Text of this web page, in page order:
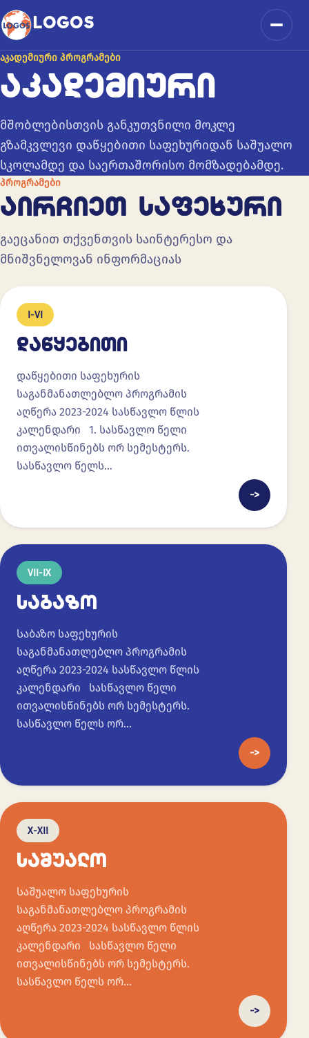
კონტენტზე გადასვლა
LOGOS
ᲐᲙᲐᲓᲔᲛᲘᲣᲠᲘ ᲞᲠᲝᲒᲠᲐᲛᲔᲑᲘ
ᲐᲙᲐᲓᲔᲛᲘᲣᲠᲘ
მშობლებისთვის განკუთვნილი მოკლე
გზამკვლევი დაწყებითი საფეხურიდან საშუალო
სკოლამდე და საერთაშორისო მომზადებამდე.
ᲞᲠᲝᲒᲠᲐᲛᲔᲑᲘ
ᲐᲘᲠᲩᲘᲔᲗ ᲡᲐᲤᲔᲮᲣᲠᲘ
გაეცანით თქვენთვის საინტერესო და
მნიშვნელოვან ინფორმაციას
I-VI
ᲓᲐᲬᲧᲔᲑᲘᲗᲘ
დაწყებითი საფეხურის
საგანმანათლებლო პროგრამის
აღწერა 2023-2024 სასწავლო წლის
კალენდარი 1. სასწავლო წელი
ითვალისწინებს ორ სემესტერს.
სასწავლო წელს…
->
VII-IX
ᲡᲐᲑᲐᲖᲝ
Საბაზო საფეხურის
საგანმანათლებლო პროგრამის
აღწერა 2023-2024 სასწავლო წლის
კალენდარი სასწავლო წელი
ითვალისწინებს ორ სემესტერს.
სასწავლო წელს ორ…
->
X-XII
ᲡᲐᲨᲣᲐᲚᲝ
Საშუალო საფეხურის
საგანმანათლებლო პროგრამის
აღწერა 2023-2024 სასწავლო წლის
კალენდარი სასწავლო წელი
ითვალისწინებს ორ სემესტერს.
სასწავლო წელს ორ…
->